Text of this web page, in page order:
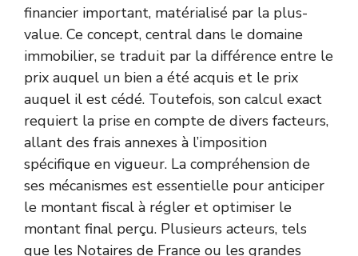
financier important, matérialisé par la plus-
value. Ce concept, central dans le domaine
immobilier, se traduit par la différence entre le
prix auquel un bien a été acquis et le prix
auquel il est cédé. Toutefois, son calcul exact
requiert la prise en compte de divers facteurs,
allant des frais annexes à l’imposition
spécifique en vigueur. La compréhension de
ses mécanismes est essentielle pour anticiper
le montant fiscal à régler et optimiser le
montant final perçu. Plusieurs acteurs, tels
que les Notaires de France ou les grandes